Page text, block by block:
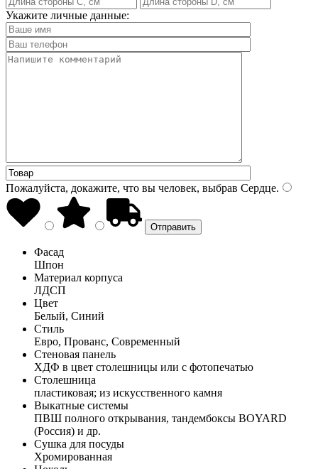
Укажите личные данные:
Пожалуйста, докажите, что вы человек, выбрав Сердце.
Фасад
Шпон
Материал корпуса
ЛДСП
Цвет
Белый, Синий
Стиль
Евро, Прованс, Современный
Стеновая панель
ХДФ в цвет столешницы или с фотопечатью
Столешница
пластиковая; из искусственного камня
Выкатные системы
ПВШ полного открывания, тандембоксы BOYARD
(Россия) и др.
Сушка для посуды
Хромированная